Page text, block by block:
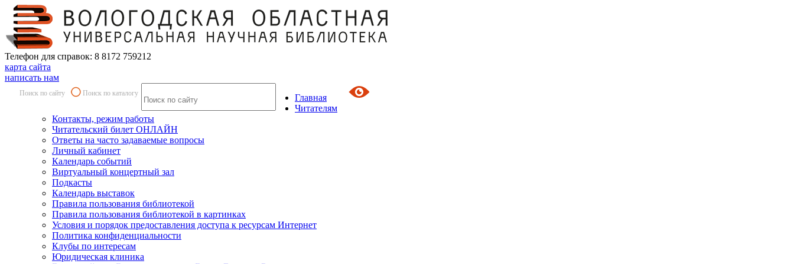
Телефон для справок: 8 8172 759212
карта сайта
написать нам
Поиск по сайту Поиск по каталогу
Главная
Читателям
Контакты, режим работы
Читательский билет ОНЛАЙН
Ответы на часто задаваемые вопросы
Личный кабинет
Календарь событий
Виртуальный концертный зал
Подкасты
Календарь выставок
Правила пользования библиотекой
Правила пользования библиотекой в картинках
Условия и порядок предоставления доступа к ресурсам Интернет
Политика конфиденциальности
Клубы по интересам
Юридическая клиника